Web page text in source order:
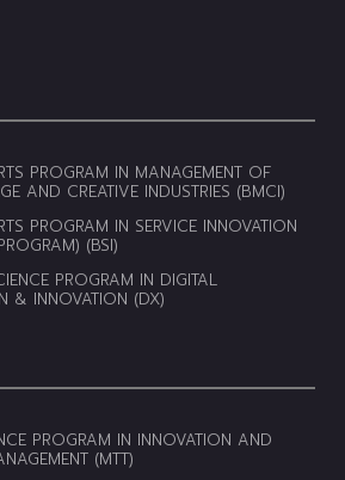
PROGRAM IN MANAGEMENT OF
AND CREATIVE INDUSTRIES (BMCI)
PROGRAM IN SERVICE INNOVATION
(BSI)
PROGRAM IN DIGITAL
& INNOVATION (DX)
PROGRAM IN INNOVATION AND
(MTT)